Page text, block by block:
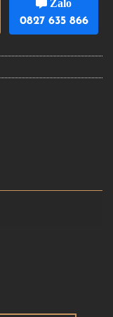
Zalo
0827 635 866